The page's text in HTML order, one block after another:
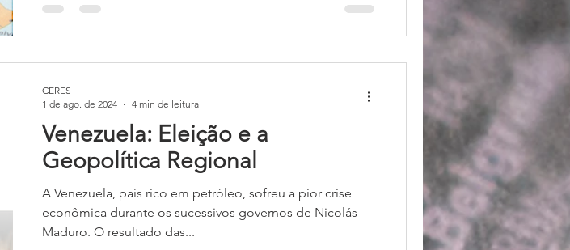
nas redes sociais, como também em círculos acadêmicos
se fala bastante sobre o tema.
Venezuela: Eleição e a
Geopolítica Regional
A Venezuela, país rico em petróleo, sofreu a pior crise
econômica durante os sucessivos governos de Nicolás
Maduro. O resultado das...
CERES
1 de ago. de 2024
4 min de leitura